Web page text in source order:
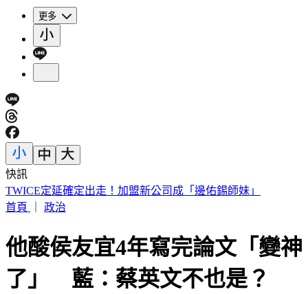
更多
快訊
快訊／蔣市府人事異動！發言人李政軒請辭
首頁
政治
他酸侯友宜4年寫完論文「變神
了」 藍：蔡英文不也是？